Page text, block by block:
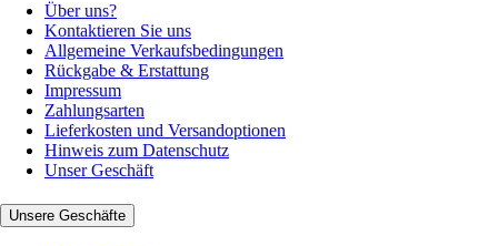
Über uns?
Kontaktieren Sie uns
Allgemeine Verkaufsbedingungen
Rückgabe & Erstattung
Impressum
Zahlungsarten
Lieferkosten und Versandoptionen
Hinweis zum Datenschutz
Unser Geschäft
Unsere Geschäfte